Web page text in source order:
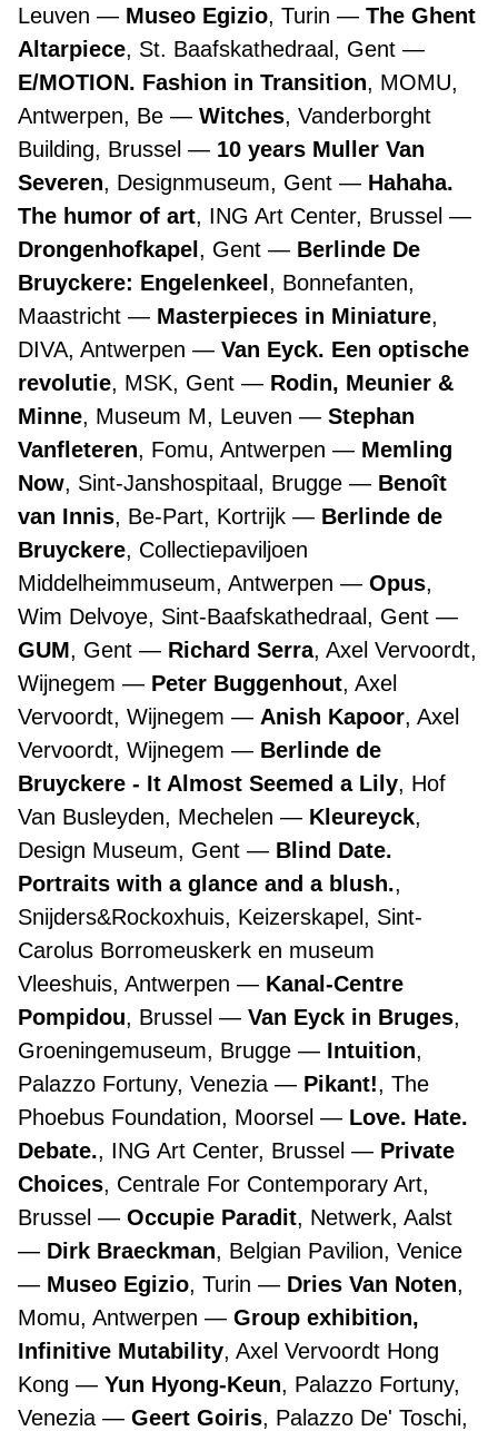
Leuven
Museo Egizio, Turin
The Ghent
Altarpiece, St. Baafskathedraal, Gent
E/MOTION. Fashion in Transition, MOMU,
Antwerpen, Be
Witches, Vanderborght
Building, Brussel
10 years Muller Van
Severen, Designmuseum, Gent
Hahaha.
The humor of art, ING Art Center, Brussel
Drongenhofkapel , Gent
Berlinde De
Bruyckere: Engelenkeel , Bonnefanten,
Maastricht
Masterpieces in Miniature,
DIVA, Antwerpen
Van Eyck. Een optische
revolutie, MSK, Gent
Rodin, Meunier &
Minne, Museum M, Leuven
Stephan
Vanfleteren, Fomu, Antwerpen
Memling
Now, Sint-Janshospitaal, Brugge
Benoît
van Innis, Be-Part, Kortrijk
Berlinde de
Bruyckere, Collectiepaviljoen
Middelheimmuseum, Antwerpen
Opus,
Wim Delvoye, Sint-Baafskathedraal, Gent
GUM, Gent Richard Serra, Axel Vervoordt,
Wijnegem
Peter Buggenhout, Axel
Vervoordt, Wijnegem
Anish Kapoor, Axel
Vervoordt, Wijnegem
Berlinde de
Bruyckere - It Almost Seemed a Lily, Hof
Van Busleyden, Mechelen
Kleureyck,
Design Museum, Gent
Blind Date.
Portraits with a glance and a blush.,
Snijders&Rockoxhuis, Keizerskapel, Sint-
Carolus Borromeuskerk en museum
Vleeshuis, Antwerpen
Kanal-Centre
Pompidou, Brussel Van Eyck in Bruges,
Groeningemuseum, Brugge
Intuition,
Palazzo Fortuny, Venezia
Pikant!, The
Phoebus Foundation, Moorsel
Love. Hate.
Debate., ING Art Center, Brussel
Private
Choices, Centrale For Contemporary Art,
Brussel
Occupie Paradit, Netwerk, Aalst
Dirk Braeckman, Belgian Pavilion, Venice
Museo Egizio, Turin Dries Van Noten,
Momu, Antwerpen
Group exhibition,
Infinitive Mutability, Axel Vervoordt Hong
Kong
Yun Hyong-Keun, Palazzo Fortuny,
Venezia
Geert Goiris, Palazzo De' Toschi,